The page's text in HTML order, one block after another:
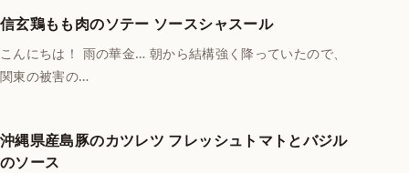
信玄鶏もも肉のソテー ソースシャスール
こんにちは！ 雨の華金… 朝から結構強く降っていたので、
関東の被害の…
沖縄県産島豚のカツレツ フレッシュトマトとバジル
のソース